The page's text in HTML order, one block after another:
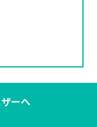
ーへ